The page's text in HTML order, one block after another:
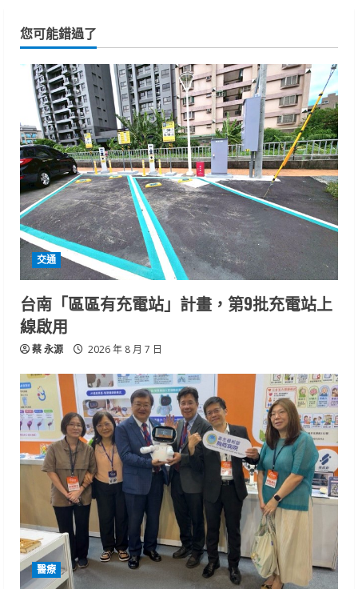
您可能錯過了
交通
台南「區區有充電站」計畫，第9批充電站上
線啟用
蔡 永源 2026 年 8 月 7 日
醫療